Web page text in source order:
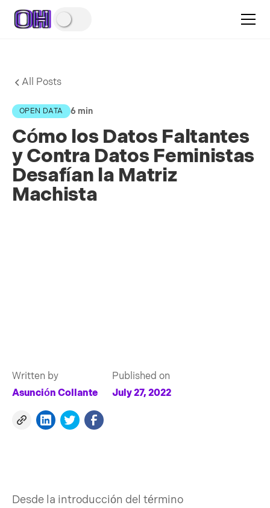
All Posts
OPEN DATA 6 min
Cómo los Datos Faltantes
y Contra Datos Feministas
Desafían la Matriz
Machista
Written by
Asunción Collante
Published on
July 27, 2022
Desde la introducción del término